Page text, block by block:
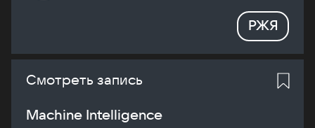
РЖЯ
Смотреть запись
Machine Intelligence